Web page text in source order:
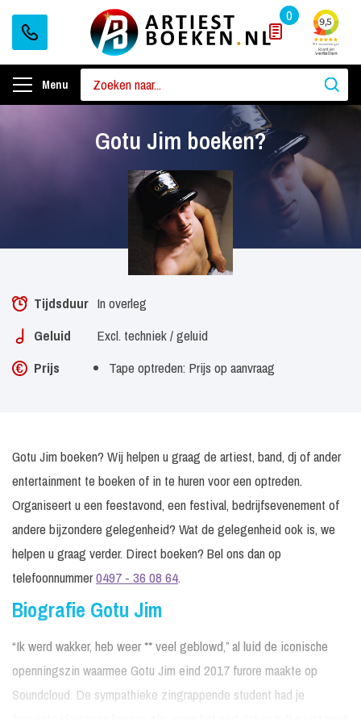
0
Menu
Gotu Jim boeken?
Tijdsduur In overleg
Geluid
Excl. techniek / geluid
Prijs
Tape optreden: Prijs op aanvraag
Gotu Jim boeken? Wij helpen u graag de artiest, band, dj of ander
entertainment te boeken of in te huren voor een optreden.
Organiseert u een feestavond, een festival, bedrijfsevenement of
andere bijzondere gelegenheid? Wat de gelegenheid ook is, we
helpen u graag verder. Direct boeken? Bel ons dan op
telefoonnummer0497 - 36 08 64.
Biografie Gotu Jim
“Ik werd wakker, heb weer ** veel geblowd,” al luid de iconische
openningszin waarmee Gotu Jim eind 2017 furore maakte op
Soundcloud. De sympathieke zingrappende student had je